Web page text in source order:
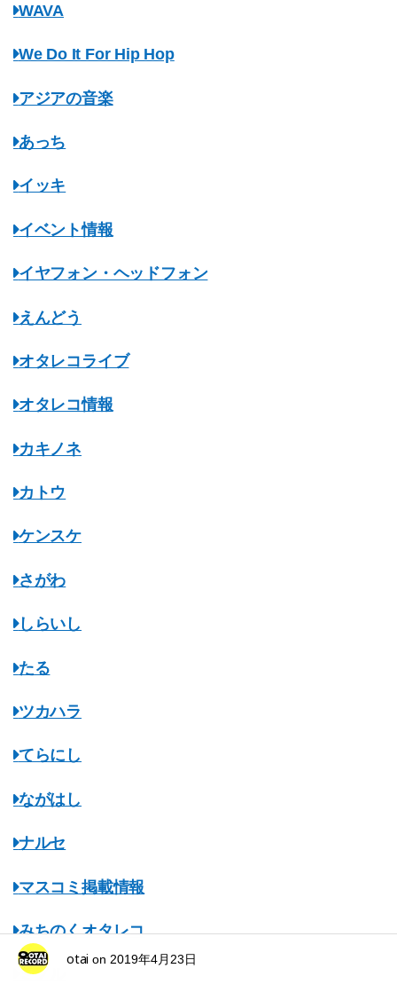
WAVA
We Do It For Hip Hop
アジアの音楽
あっち
イッキ
イベント情報
イヤフォン・ヘッドフォン
えんどう
オタレコライブ
オタレコ情報
カキノネ
カトウ
ケンスケ
さがわ
しらいし
たる
ツカハラ
てらにし
ながはし
ナルセ
マスコミ掲載情報
みちのくオタレコ
ミノル
otai on 2019年4月23日